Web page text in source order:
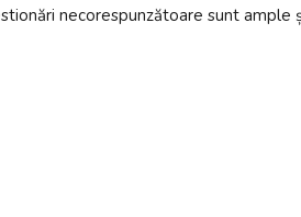
necorespunzătoare sunt ample